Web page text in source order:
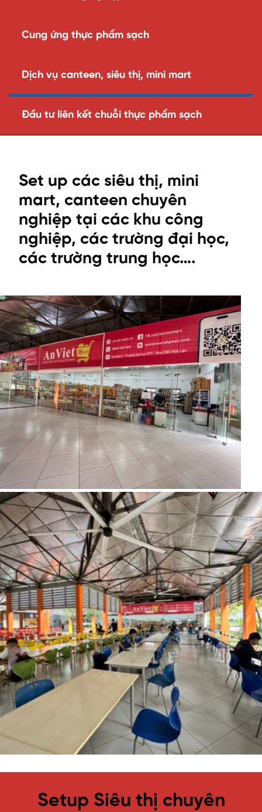
Cung ứng thực phẩm sạch
Dịch vụ canteen, siêu thị, mini mart
Đầu tư liên kết chuỗi thực phẩm sạch
Set up các siêu thị, mini
mart, canteen chuyên
nghiệp tại các khu công
nghiệp, các trường đại học,
các trường trung học….
Setup Siêu thị chuyên